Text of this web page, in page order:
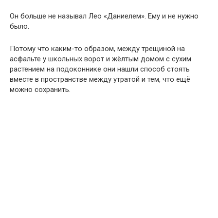
Он больше не называл Лео «Даниелем». Ему и не нужно
было.
Потому что каким-то образом, между трещиной на
асфальте у школьных ворот и жёлтым домом с сухим
растением на подоконнике они нашли способ стоять
вместе в пространстве между утратой и тем, что ещё
можно сохранить.